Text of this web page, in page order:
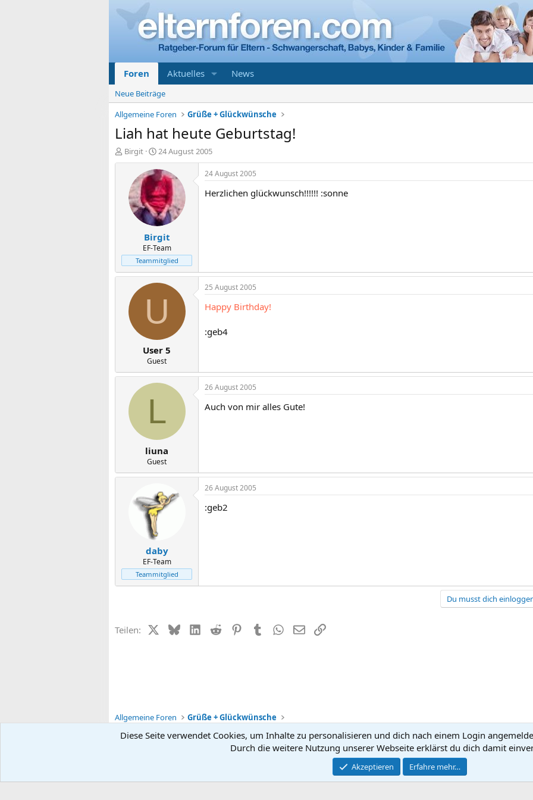
Foren Aktuelles News
Neue Beiträge
Allgemeine Foren
Grüße + Glückwünsche
Liah hat heute Geburtstag!
E
r
Birgit
E
r
s
t
e
l
l
t
a
m
24 August 2005
Birgit
EF-Team
Teammitglied
24 August 2005
Herzlichen glückwunsch!!!!!! :sonne
U
User 5
Guest
25 August 2005
Happy Birthday!
:geb4
L
liuna
Guest
26 August 2005
Auch von mir alles Gute!
daby
EF-Team
Teammitglied
26 August 2005
:geb2
Du musst dich
Teilen: X (Twitter)
BlueskyLinkedIn
Reddit PinterestTumblrWhatsApp
E-MailLink
Allgemeine Foren Grüße + Glückwünsche
Kontakt
Community platform by XenForo ® © 2010-2026 XenForo Ltd.
Diese Seite verwendet Cookies, um Inhalte zu personalisieren und dich nach einem Login
Durch die weitere Nutzung unserer Webseite erklärst du dich damit
Akzeptieren Erfahre mehr…